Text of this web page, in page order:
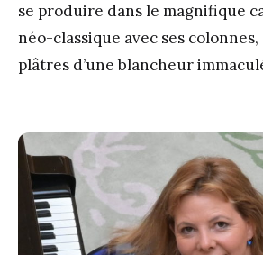
se produire dans le magnifique
néo-classique avec ses colonnes,
plâtres d’une blancheur